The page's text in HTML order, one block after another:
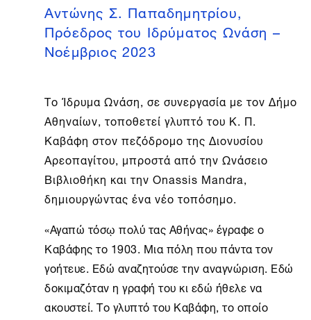
Aντώνης Σ. Παπαδημητρίου,
Πρόεδρος του Ιδρύματος Ωνάση –
Nοέμβριος 2023
Το Ίδρυμα Ωνάση, σε συνεργασία με τον Δήμο
Αθηναίων, τοποθετεί γλυπτό του Κ. Π.
Καβάφη στον πεζόδρομο της Διονυσίου
Αρεοπαγίτου, μπροστά από την Ωνάσειο
Βιβλιοθήκη και την Onassis Mandra,
δημιουργώντας ένα νέο τοπόσημο.
«Αγαπώ τόσῳ πολύ τας Αθήνας» έγραφε ο
Καβάφης το 1903. Μια πόλη που πάντα τον
γοήτευε. Εδώ αναζητούσε την αναγνώριση. Εδώ
δοκιμαζόταν η γραφή του κι εδώ ήθελε να
ακουστεί. Το γλυπτό του Καβάφη, το οποίο